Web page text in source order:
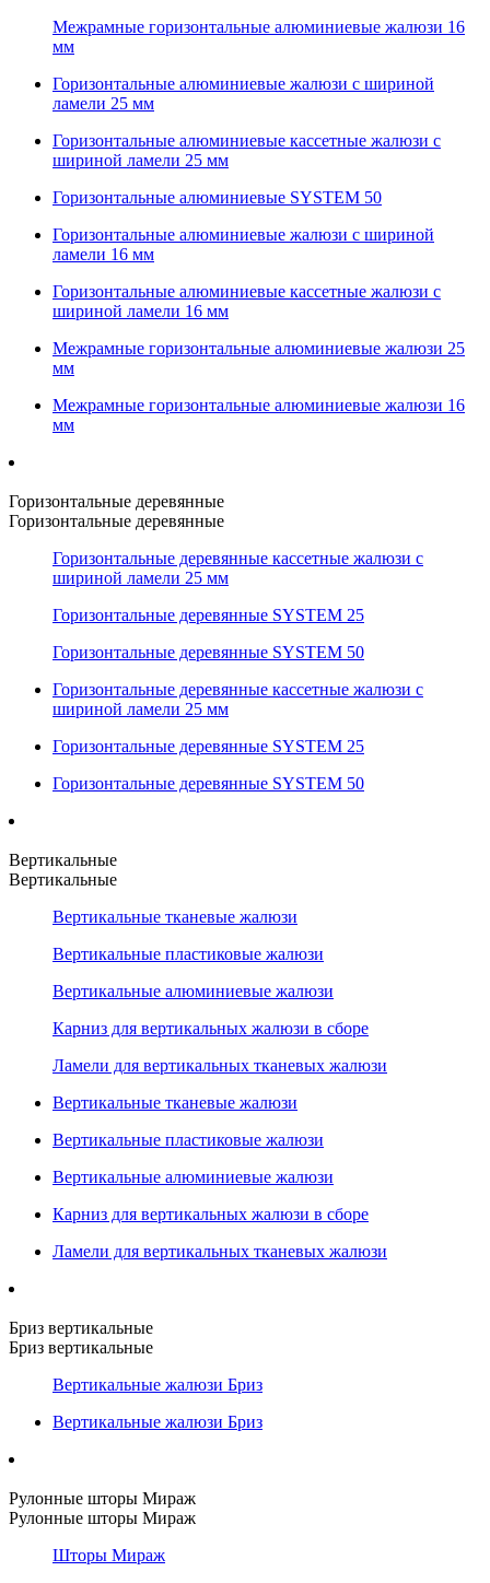
Межрамные горизонтальные алюминиевые жалюзи 16
мм
Горизонтальные алюминиевые жалюзи с шириной
ламели 25 мм
Горизонтальные алюминиевые кассетные жалюзи с
шириной ламели 25 мм
Горизонтальные алюминиевые SYSTEM 50
Горизонтальные алюминиевые жалюзи с шириной
ламели 16 мм
Горизонтальные алюминиевые кассетные жалюзи с
шириной ламели 16 мм
Межрамные горизонтальные алюминиевые жалюзи 25
мм
Межрамные горизонтальные алюминиевые жалюзи 16
мм
Горизонтальные деревянные
Горизонтальные деревянные
Горизонтальные деревянные кассетные жалюзи с
шириной ламели 25 мм
Горизонтальные деревянные SYSTEM 25
Горизонтальные деревянные SYSTEM 50
Горизонтальные деревянные кассетные жалюзи с
шириной ламели 25 мм
Горизонтальные деревянные SYSTEM 25
Горизонтальные деревянные SYSTEM 50
Вертикальные
Вертикальные
Вертикальные тканевые жалюзи
Вертикальные пластиковые жалюзи
Вертикальные алюминиевые жалюзи
Карниз для вертикальных жалюзи в сборе
Ламели для вертикальных тканевых жалюзи
Вертикальные тканевые жалюзи
Вертикальные пластиковые жалюзи
Вертикальные алюминиевые жалюзи
Карниз для вертикальных жалюзи в сборе
Ламели для вертикальных тканевых жалюзи
Бриз вертикальные
Бриз вертикальные
Вертикальные жалюзи Бриз
Вертикальные жалюзи Бриз
Рулонные шторы Мираж
Рулонные шторы Мираж
Шторы Мираж